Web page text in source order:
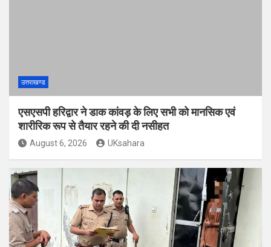
उत्तराखण्ड
एसएसपी हरिद्वार ने डाक कांवड़ के लिए सभी को मानसिक एवं
शारीरिक रूप से तैयार रहने की दी नसीहत
August 6, 2026 UKsahara